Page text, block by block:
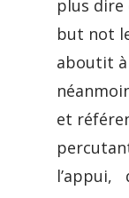
plus dire
but not
aboutit à
et
l’appui,